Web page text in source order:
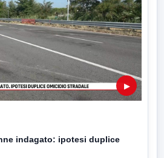
▶
indagato: ipotesi duplice